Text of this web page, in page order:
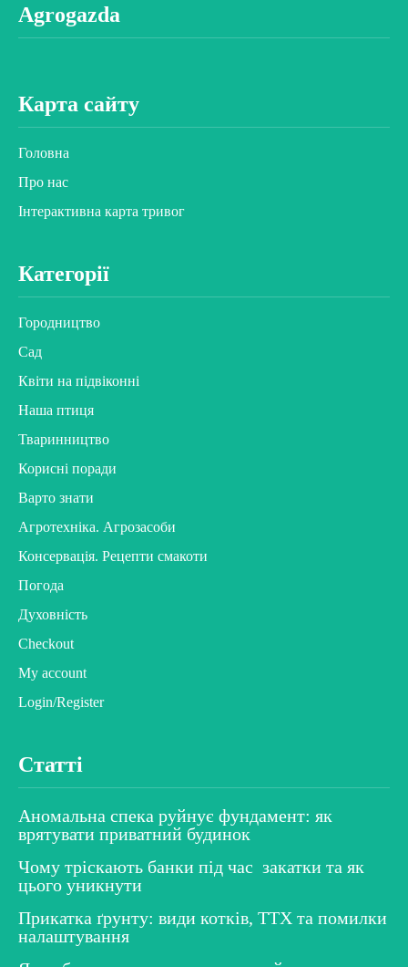
Agrogazda
Карта сайту
Головна
Про нас
Інтерактивна карта тривог
Категорії
Городництво
Сад
Квіти на підвіконні
Наша птиця
Тваринництво
Корисні поради
Варто знати
Агротехніка. Агрозасоби
Консервація. Рецепти смакоти
Погода
Духовність
Checkout
My account
Login/Register
Статті
Аномальна спека руйнує фундамент: як
врятувати приватний будинок
Чому тріскають банки під час закатки та як
цього уникнути
Прикатка ґрунту: види котків, ТТХ та помилки
налаштування